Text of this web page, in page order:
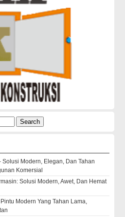
Solusi Modern, Elegan, Dan Tahan
Komersial
Solusi Modern, Awet, Dan Hemat
Modern Yang Tahan Lama,